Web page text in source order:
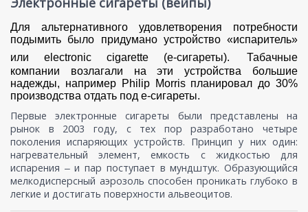
Для альтернативного удовлетворения потребности
подымить было придумано устройство «испаритель»
или electronic cigarette (e-сигареты).
Табачные
компании возлагали на эти устройства большие
надежды, например Philip Morris планировал до 30%
производства отдать под е-сигареты.
Первые электронные сигареты были представлены на
рынок в 2003 году, c тех пор разработано четыре
поколения испаряющих устройств. Принцип у них один:
нагревательный элемент, емкость с жидкостью для
испарения ‒ и пар поступает в мундштук. Образующийся
мелкодисперсный аэрозоль способен проникать глубоко в
легкие и достигать поверхности альвеоцитов.